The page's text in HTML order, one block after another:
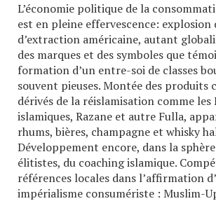
L’économie politique de la
est en pleine effervescence: explosion
d’extraction américaine, autant
des marques et des symboles que
formation d’un entre-soi de classes
souvent pieuses. Montée des produits
dérivés de la réislamisation comme les
islamiques, Razane et autre Fulla,
rhums, bières, champagne et whisky
Développement encore, dans la
élitistes, du coaching islamique.
références locales dans l’affirmation
impérialisme consumériste : Muslim-